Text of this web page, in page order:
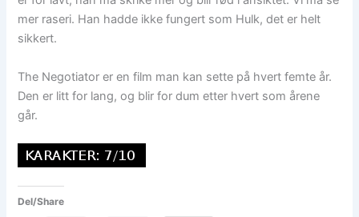
mer raseri. Han hadde ikke fungert som Hulk, det er helt
sikkert.
The Negotiator er en film man kan sette på hvert femte år.
Den er litt for lang, og blir for dum etter hvert som årene
går.
Del/Share